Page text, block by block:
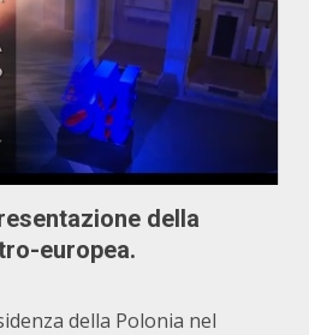
della
europea.
della Polonia nel